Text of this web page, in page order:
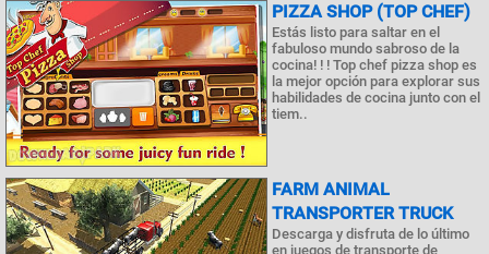
PIZZA SHOP (TOP CHEF)
Estás listo para saltar en el
fabuloso mundo sabroso de la
cocina! ! ! Top chef pizza shop es
la mejor opción para explorar sus
habilidades de cocina junto con el
tiem..
FARM ANIMAL
TRANSPORTER TRUCK
Descarga y disfruta de lo último
en juegos de transporte de